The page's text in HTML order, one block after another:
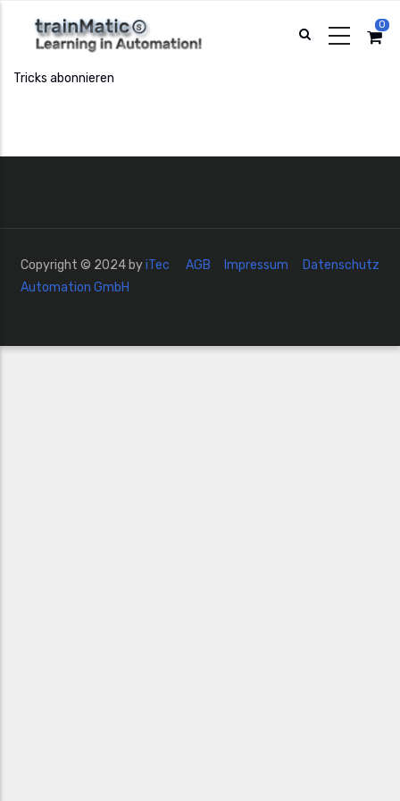
0
Tricks abonnieren
Copyright © 2024 byiTec
Automation GmbH
AGB Impressum Datenschutz